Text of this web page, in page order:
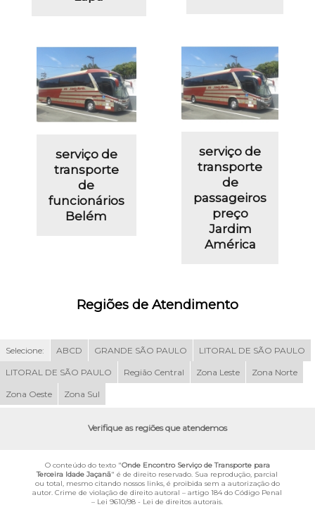
serviço de
transporte
de
funcionários
Belém
serviço de
transporte
de
passageiros
preço
Jardim
América
Regiões de Atendimento
Selecione: ABCD GRANDE SÃO PAULO LITORAL DE SÃO PAULO
LITORAL DE SÃO PAULO Região Central Zona Leste Zona Norte
Zona Oeste Zona Sul
Verifique as regiões que atendemos
O conteúdo do texto "Onde Encontro Serviço de Transporte para
Terceira Idade Jaçanã" é de direito reservado. Sua reprodução, parcial
ou total, mesmo citando nossos links, é proibida sem a autorização do
autor. Crime de violação de direito autoral – artigo 184 do Código Penal
– Lei 9610/98 - Lei de direitos autorais.